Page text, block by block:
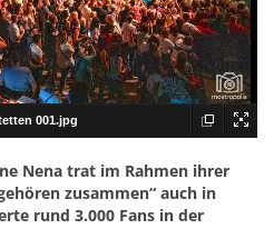
001.jpg
Nena trat im Rahmen ihrer
zusammen“ auch in
rund 3.000 Fans in der